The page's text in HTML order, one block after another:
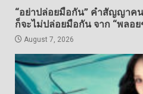
“อย่าปล่อยมือกัน” คำสัญญาค
ก็จะไม่ปล่อยมือกัน จาก “พลอ
August 7, 2026